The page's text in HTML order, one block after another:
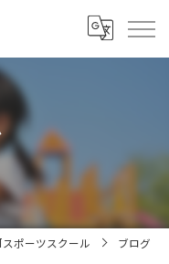
スポーツスクール ブログ